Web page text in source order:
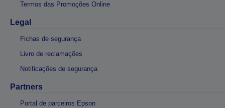
Termos das Promoções Online
Legal
Fichas de segurança
Livro de reclamações
Notificações de segurança
Partners
Portal de parceiros Epson